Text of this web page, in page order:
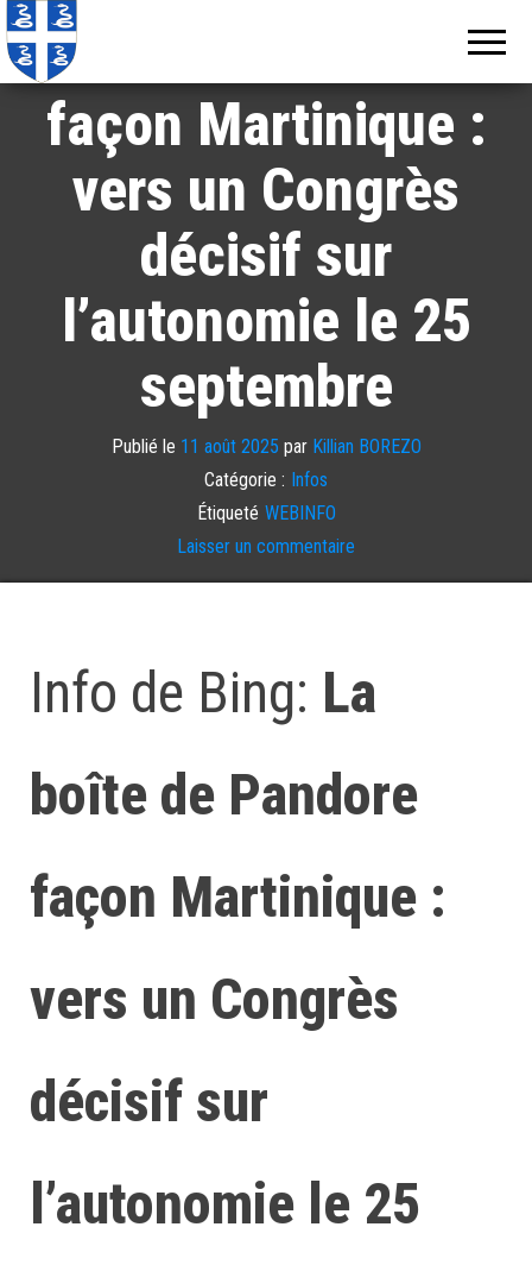
La boîte de Pandore
façon Martinique :
vers un Congrès
décisif sur
l’autonomie le 25
septembre
Publié le 11 août 2025 par Killian BOREZO
Catégorie : Infos
Étiqueté WEBINFO
Laisser un commentaire
Info de Bing: La
boîte de Pandore
façon Martinique :
vers un Congrès
décisif sur
l’autonomie le 25